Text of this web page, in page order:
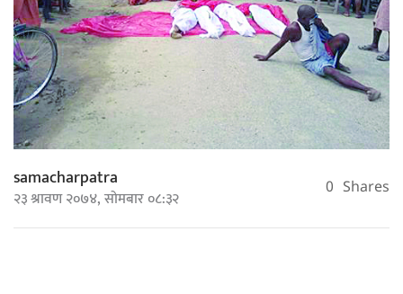
samacharpatra
२३ श्रावण २०७४, सोमबार ०८:३२ 0 Shares